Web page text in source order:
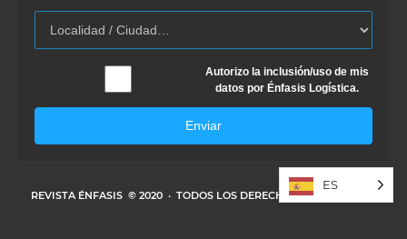
Autorizo la inclusión/uso de mis
datos por Énfasis Logística.
Enviar
REVISTA ÉNFASIS © 2020 · TODOS LOS DERECHOS RESERVADOS
ES